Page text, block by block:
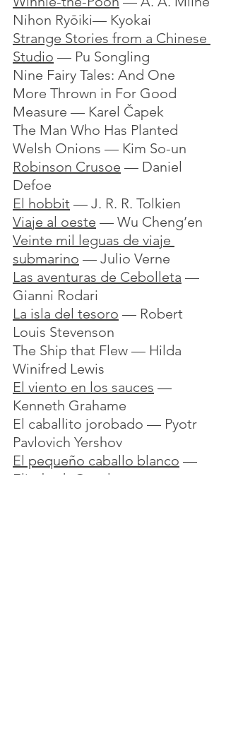
Nihon Ryōiki— Kyokai
Strange Stories from a Chinese
Studio — Pu Songling
Nine Fairy Tales: And One
More Thrown in For Good
Measure — Karel Čapek
The Man Who Has Planted
Welsh Onions — Kim So-un
Robinson Crusoe — Daniel
Defoe
El hobbit — J. R. R. Tolkien
Viaje al oeste — Wu Cheng’en
Veinte mil leguas de viaje
submarino — Julio Verne
Las aventuras de Cebolleta —
Gianni Rodari
La isla del tesoro — Robert
Louis Stevenson
The Ship that Flew — Hilda
Winifred Lewis
El viento en los sauces —
Kenneth Grahame
El caballito jorobado — Pyotr
Pavlovich Yershov
El pequeño caballo blanco —
Elizabeth Goudge